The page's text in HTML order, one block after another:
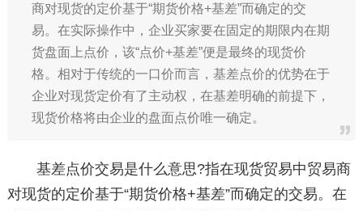
商对现货的定价基于“期货价格+基差”而确定的交
易。在实际操作中，企业买家要在固定的期限内在期
货盘面上点价，该“点价+基差”便是最终的现货价
格。相对于传统的一口价而言，基差点价的优势在于
企业对现货定价有了主动权，在基差明确的前提下，
现货价格将由企业的盘面点价唯一确定。
基差点价交易是什么意思?指在现货贸易中贸易商
对现货的定价基于“期货价格+基差”而确定的交易。在